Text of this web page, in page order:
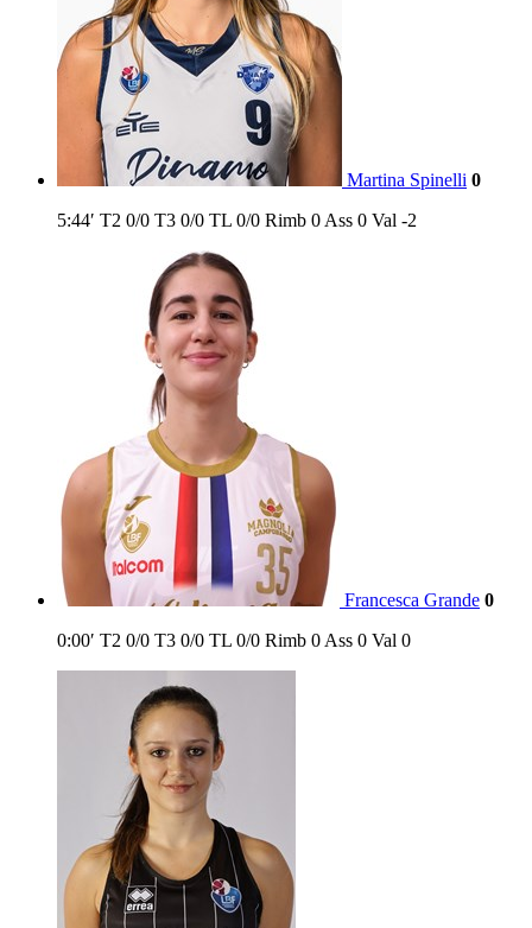
Martina Spinelli 0
5:44′ T2 0/0 T3 0/0 TL 0/0 Rimb 0 Ass 0 Val -2
Francesca Grande 0
0:00′ T2 0/0 T3 0/0 TL 0/0 Rimb 0 Ass 0 Val 0